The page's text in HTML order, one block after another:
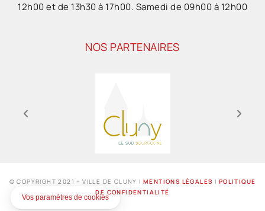
12h00 et de 13h30 à 17h00. Samedi de 09h00 à 12h00
NOS PARTENAIRES
© COPYRIGHT 2021 – VILLE DE CLUNY IMENTIONS LÉGALES I POLITIQUE
DE CONFIDENTIALITÉ